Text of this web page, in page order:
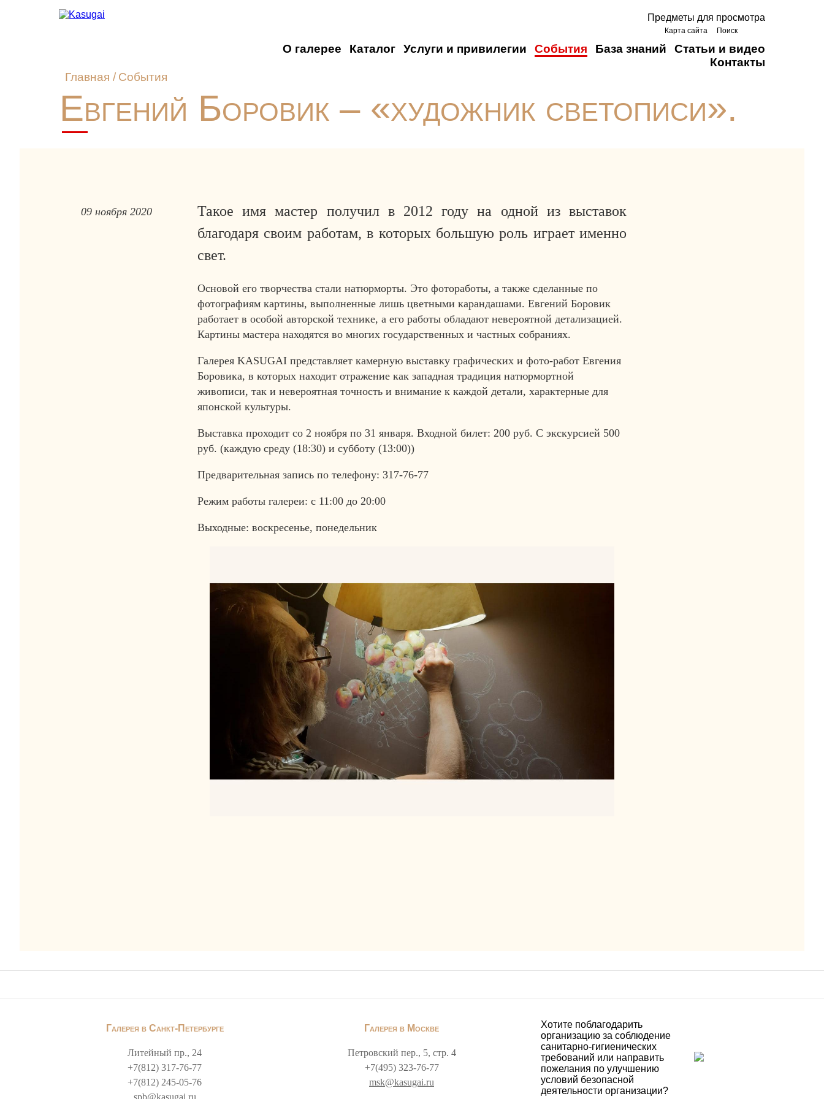
Предметы для просмотра
Карта сайта Поиск
О галерее Каталог Услуги и привилегии События База знаний
Статьи и видео
Контакты
Главная / События
Евгений Боровик – «художник светописи».
09 ноября 2020
Такое имя мастер получил в 2012 году на одной из выставок
благодаря своим работам, в которых большую роль играет именно
свет.
Основой его творчества стали натюрморты. Это фотоработы, а также сделанные по
фотографиям картины, выполненные лишь цветными карандашами. Евгений Боровик
работает в особой авторской технике, а его работы обладают невероятной детализацией.
Картины мастера находятся во многих государственных и частных собраниях.
Галерея KASUGAI представляет камерную выставку графических и фото-работ Евгения
Боровика, в которых находит отражение как западная традиция натюрмортной
живописи, так и невероятная точность и внимание к каждой детали, характерные для
японской культуры.
Выставка проходит со 2 ноября по 31 января. Входной билет: 200 руб. С экскурсией 500
руб. (каждую среду (18:30) и субботу (13:00))
Предварительная запись по телефону: 317-76-77
Режим работы галереи: с 11:00 до 20:00
Выходные: воскресенье, понедельник
Галерея в Санкт-Петербурге
Литейный пр., 24
+7(812) 317-76-77
+7(812) 245-05-76
spb@kasugai.ru
Галерея в Москве
Петровский пер., 5, стр. 4
+7(495) 323-76-77
msk@kasugai.ru
Хотите поблагодарить
организацию за соблюдение
санитарно-гигиенических
требований или направить
пожелания по улучшению
условий безопасной
деятельности организации?